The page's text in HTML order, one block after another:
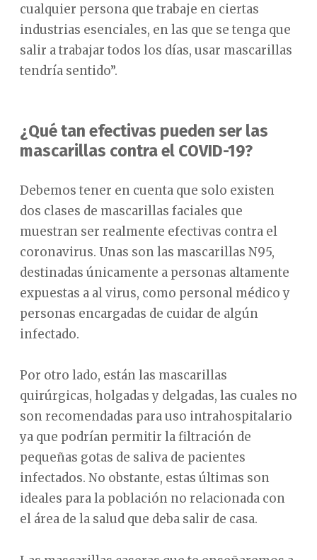
cualquier persona que trabaje en ciertas
industrias esenciales, en las que se tenga que
salir a trabajar todos los días, usar mascarillas
tendría sentido”.
¿Qué tan efectivas pueden ser las
mascarillas contra el COVID-19?
Debemos tener en cuenta que solo existen
dos clases de mascarillas faciales que
muestran ser realmente efectivas contra el
coronavirus. Unas son las mascarillas N95,
destinadas únicamente a personas altamente
expuestas a al virus, como personal médico y
personas encargadas de cuidar de algún
infectado.
Por otro lado, están las mascarillas
quirúrgicas, holgadas y delgadas, las cuales no
son recomendadas para uso intrahospitalario
ya que podrían permitir la filtración de
pequeñas gotas de saliva de pacientes
infectados. No obstante, estas últimas son
ideales para la población no relacionada con
el área de la salud que deba salir de casa.